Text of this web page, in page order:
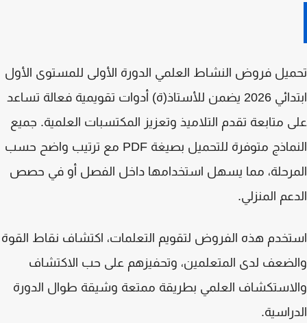
فروض النشاط العلمي الدورة الأولى للمستوى الأول
2026
يضمن للأستاذ(ة) أدوات تقويمية فعالة تساعد
متابعة تقدم التلاميذ وتعزيز المكتسبات العلمية. جميع
النماذج متوفرة للتحميل بصيغة PDF مع ترتيب واضح حسب
مما يسهل استخدامها داخل الفصل أو في حصص
المنزلي.
هذه الفروض لتقويم التعلمات، اكتشاف نقاط القوة
لدى المتعلمين، وتحفيزهم على حب الاكتشاف
العلمي بطريقة ممتعة وشيقة طوال الدورة